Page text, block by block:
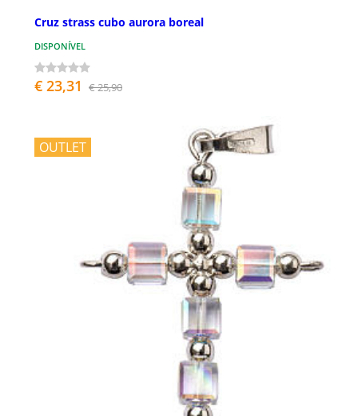
Cruz strass cubo aurora boreal
DISPONÍVEL
€ 23,31 € 25,90
OUTLET